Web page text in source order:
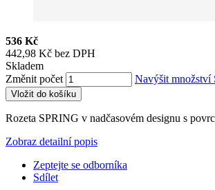
536 Kč
442,98 Kč bez DPH
Skladem
Změnit počet
Navýšit množství
Vložit do košíku
Rozeta SPRING v nadčasovém designu s
Zobraz detailní popis
Zeptejte se odborníka
Sdílet